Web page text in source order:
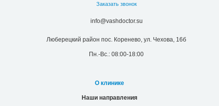
Заказать звонок
info@vashdoctor.su
Люберецкий район пос. Коренево, ул. Чехова, 16б
Пн.-Вс.: 08:00-18:00
О клинике
Наши направления